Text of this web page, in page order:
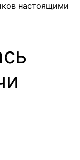
настоящими